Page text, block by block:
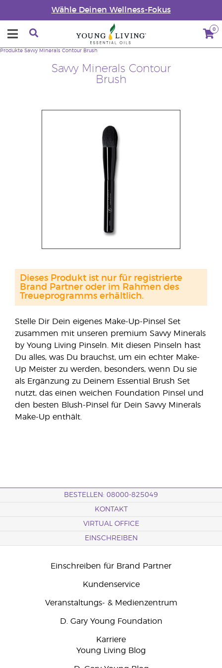
Wähle Deinen Wellness-Fokus
0
Savvy Minerals Contour
Brush
Produkte Savvy Minerals Contour Brush
Stelle Dir Dein eigenes Make-Up-Pinsel Set
zusammen mit unseren premium Savvy Minerals
by Young Living Pinseln. Mit diesen Pinseln hast
Du alles, was Du brauchst, um ein echter Make-
Up Meister zu werden, besonders, wenn Du sie
als Ergänzung zu Deinem Essential Brush Set
nutzt, das einen weichen Foundation Pinsel und
den besten Blush-Pinsel für Dein Savvy Minerals
Make-Up enthält.
Dieses Produkt ist nur für registrierte
Brand Partner oder im Rahmen des
Treueprogramms erhältlich.
BESTELLEN: 08000-825049
KONTAKT
VIRTUAL OFFICE
EINSCHREIBEN
Einschreiben für Brand Partner
Kundenservice
Veranstaltungs- & Medienzentrum
D. Gary Young Foundation
Karriere
Young Living Blog